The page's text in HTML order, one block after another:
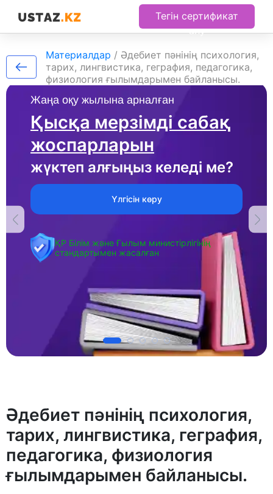
Тегін сертификат
алу
Жаңа оқу жылына арналған
Қысқа мерзімді сабақ
жоспарларын
жүктеп алғыңыз келеді ме?
Үлгісін көру
ҚР Білім және Ғылым министірлігінің
стандартымен жасалған
Материалдар / Әдебиет пәнінің психология,
тарих, лингвистика, геграфия, педагогика,
физиология ғылымдарымен байланысы.
Әдебиет пәнінің психология,
тарих, лингвистика, геграфия,
педагогика, физиология
ғылымдарымен байланысы.